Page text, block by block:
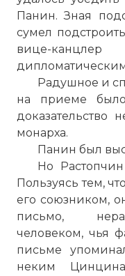
Панин. Зная
сумел
вице-
Радушное и
на приеме
доказательство
монарха.
Панин был
Но
Пользуясь тем,
его союзником,
письмо,
человеком, чья
письме
неким